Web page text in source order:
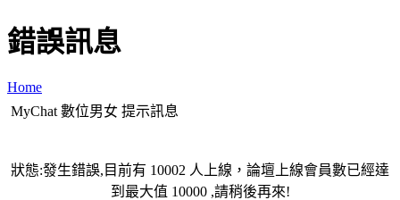
錯誤訊息
Home
MyChat 數位男女 提示訊息
狀態:發生錯誤,目前有 10002 人上線，論壇上線會員數已經達
到最大值 10000 ,請稍後再來!